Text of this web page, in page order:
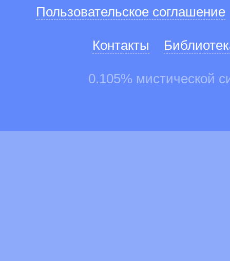
Пользовательское соглашение
Контакты
0.105% мистической